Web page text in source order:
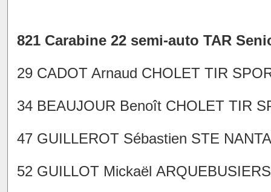
821 Carabine 22 semi-auto TAR
29 CADOT Arnaud CHOLET TIR
34 BEAUJOUR Benoît CHOLET TIR
47 GUILLEROT Sébastien STE
52 GUILLOT Mickaël